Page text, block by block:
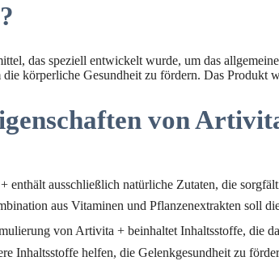
das speziell entwickelt wurde, um das
körperliche Gesundheit zu fördern. Das
von
enthält ausschließlich natürliche Zutaten, die
aus Vitaminen und Pflanzenextrakten soll
von Artivita + beinhaltet Inhaltsstoffe, die
Inhaltsstoffe helfen, die Gelenkgesundheit zu